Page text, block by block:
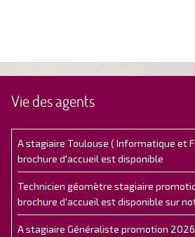
Vie des agents
A stagiaire Toulouse ( Informatique et
brochure d'accueil est disponible
Technicien géomètre stagiaire
brochure d'accueil est disponible sur
A stagiaire Généraliste promotion